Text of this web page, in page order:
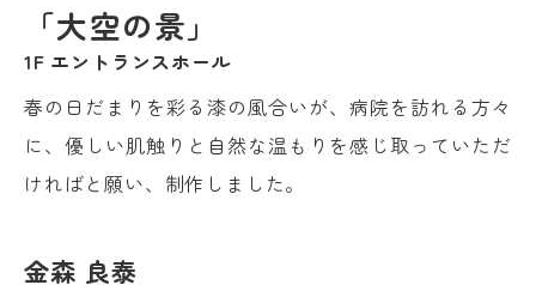
「大空の景」
1F エントランスホール
春の日だまりを彩る漆の風合いが、病院を訪れる方々
に、優しい肌触りと自然な温もりを感じ取っていただ
ければと願い、制作しました。
金森 良泰